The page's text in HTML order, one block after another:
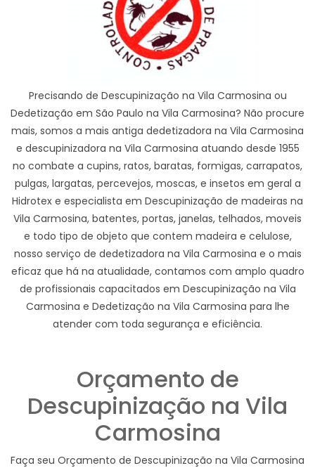
Precisando de Descupinização na Vila Carmosina ou
Dedetização em São Paulo na Vila Carmosina? Não procure
mais, somos a mais antiga dedetizadora na Vila Carmosina
e descupinizadora na Vila Carmosina atuando desde 1955
no combate a cupins, ratos, baratas, formigas, carrapatos,
pulgas, largatas, percevejos, moscas, e insetos em geral a
Hidrotex e especialista em Descupinização de madeiras na
Vila Carmosina, batentes, portas, janelas, telhados, moveis
e todo tipo de objeto que contem madeira e celulose,
nosso serviço de dedetizadora na Vila Carmosina e o mais
eficaz que há na atualidade, contamos com amplo quadro
de profissionais capacitados em Descupinização na Vila
Carmosina e Dedetização na Vila Carmosina para lhe
atender com toda segurança e eficiência.
Orçamento de
Descupinização na Vila
Carmosina
Faça seu Orçamento de Descupinização na Vila Carmosina